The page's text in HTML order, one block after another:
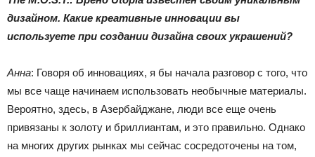
дизайном. Какие креативные инновации вы
используете при создании дизайна своих украшений?
Анна: Говоря об инновациях, я бы начала разговор с того, что
мы все чаще начинаем использовать необычные материалы.
Вероятно, здесь, в Азербайджане, люди все еще очень
привязаны к золоту и бриллиантам, и это правильно. Однако
на многих других рынках мы сейчас сосредоточены на том,